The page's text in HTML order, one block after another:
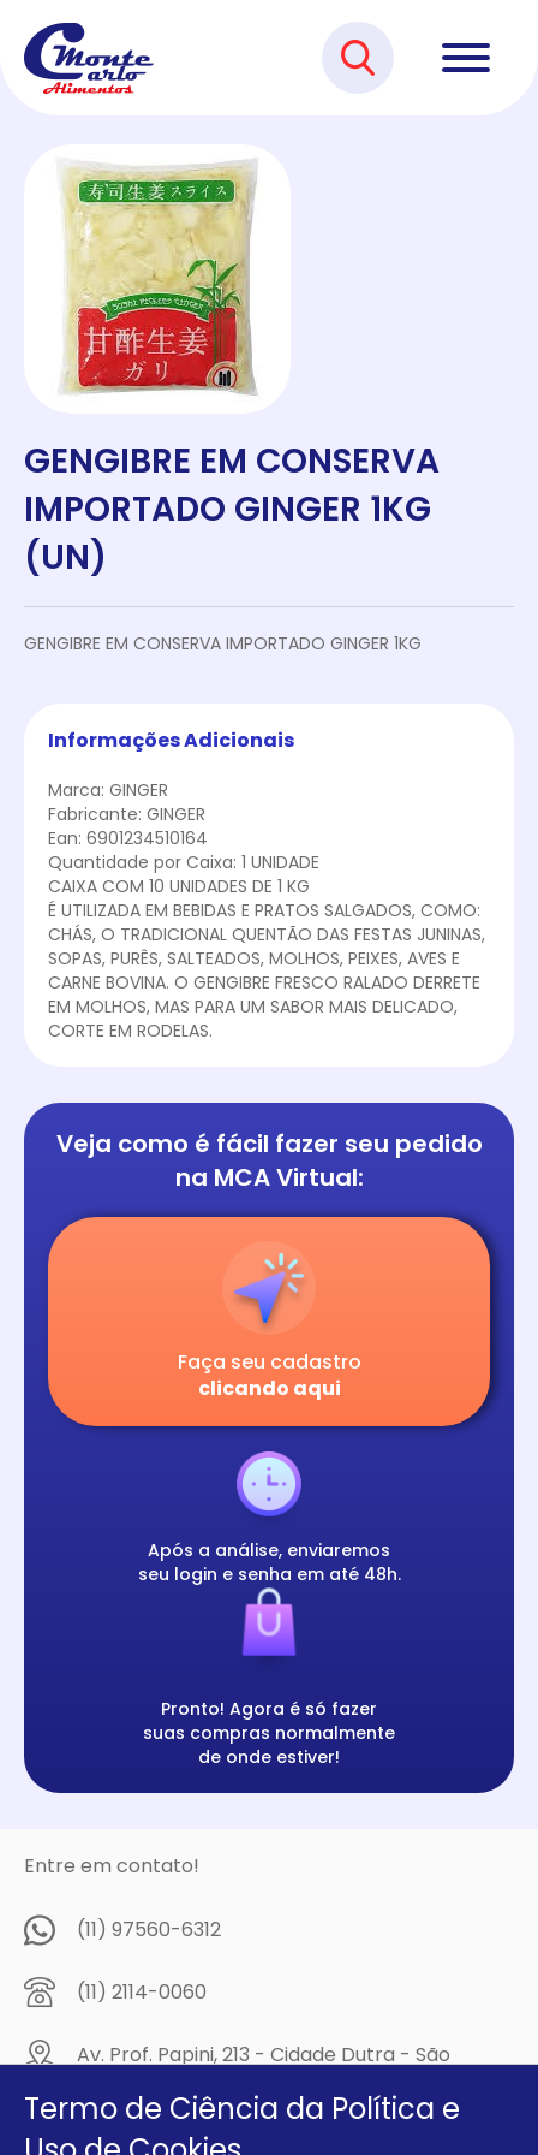
GENGIBRE EM CONSERVA
IMPORTADO GINGER 1KG
(UN)
GENGIBRE EM CONSERVA IMPORTADO GINGER 1KG
Informações Adicionais
Marca: GINGER
Fabricante: GINGER
Ean: 6901234510164
Quantidade por Caixa: 1 UNIDADE
CAIXA COM 10 UNIDADES DE 1 KG
É UTILIZADA EM BEBIDAS E PRATOS SALGADOS, COMO:
CHÁS, O TRADICIONAL QUENTÃO DAS FESTAS JUNINAS,
SOPAS, PURÊS, SALTEADOS, MOLHOS, PEIXES, AVES E
CARNE BOVINA. O GENGIBRE FRESCO RALADO DERRETE
EM MOLHOS, MAS PARA UM SABOR MAIS DELICADO,
CORTE EM RODELAS.
Veja como é fácil fazer seu pedido
na MCA Virtual:
Faça seu cadastro
clicando aqui
Após a análise, enviaremos
seu login e senha em até 48h.
Pronto! Agora é só fazer
suas compras normalmente
de onde estiver!
Entre em contato!
(11) 97560-6312
(11) 2114-0060
Av. Prof. Papini, 213 - Cidade Dutra - São
Compre na
Termo de Ciência da Política e